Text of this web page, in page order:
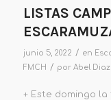
LISTAS
junio 5, 2022 / en
FMCH
/ por Abel Diaz
+ Este domingo la